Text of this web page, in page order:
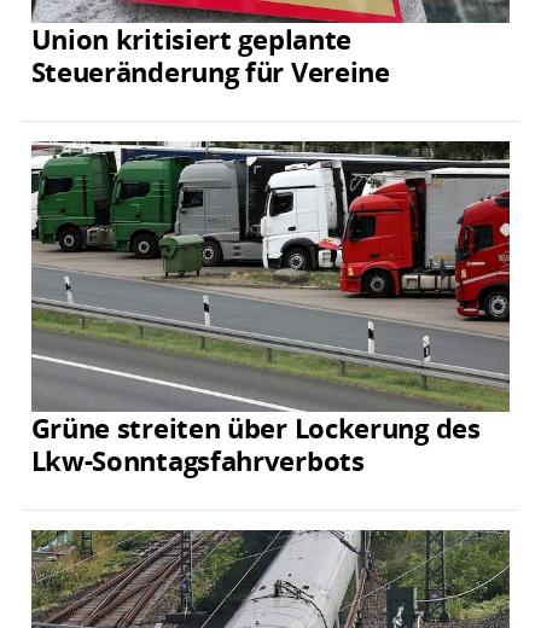
Union kritisiert geplante
Steueränderung für Vereine
Grüne streiten über Lockerung des
Lkw-Sonntagsfahrverbots